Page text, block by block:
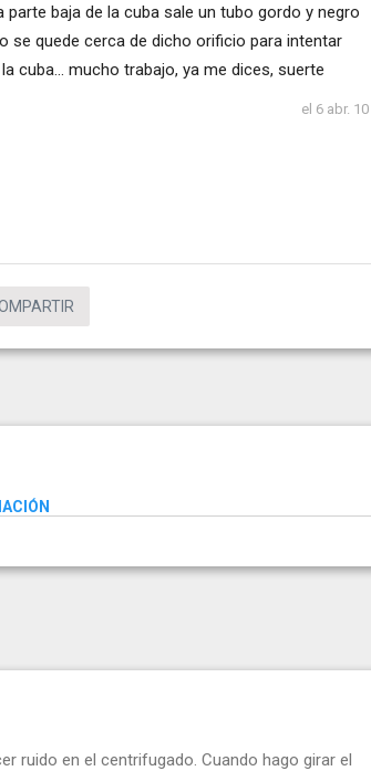
baja de la cuba sale un tubo gordo y negro
se quede cerca de dicho orificio para intentar
cuba... mucho trabajo, ya me dices, suerte
el 6 abr. 10
ruido en el centrifugado. Cuando hago girar el